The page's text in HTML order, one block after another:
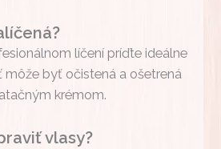
líčení príďte ideálne
môže byť očistená a ošetrená
krémom.
vlasy?